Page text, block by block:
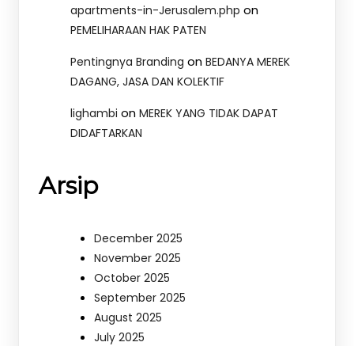
apartments-in-Jerusalem.php on
PEMELIHARAAN HAK PATEN
Pentingnya Branding on BEDANYA MEREK
DAGANG, JASA DAN KOLEKTIF
lighambi on MEREK YANG TIDAK DAPAT
DIDAFTARKAN
Arsip
December 2025
November 2025
October 2025
September 2025
August 2025
July 2025